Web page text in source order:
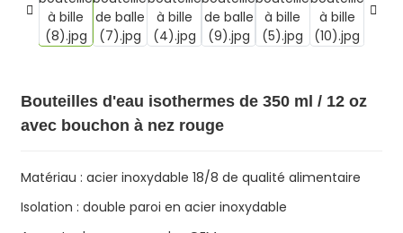
Bouteilles d'eau isothermes de 350 ml / 12 oz
avec bouchon à nez rouge
Matériau : acier inoxydable 18/8 de qualité alimentaire
Isolation : double paroi en acier inoxydable